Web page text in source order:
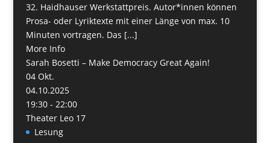
32. Haidhauser Werkstattpreis. Autor*innen können
Prosa- oder Lyriktexte mit einer Länge von max. 10
Minuten vortragen. Das [...]
More Info
Sarah Bosetti – Make Democracy Great Again!
04 Okt.
04.10.2025
19:30 - 22:00
Theater Leo 17
Lesung